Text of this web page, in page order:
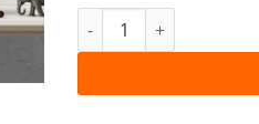
Cantitate Tablou